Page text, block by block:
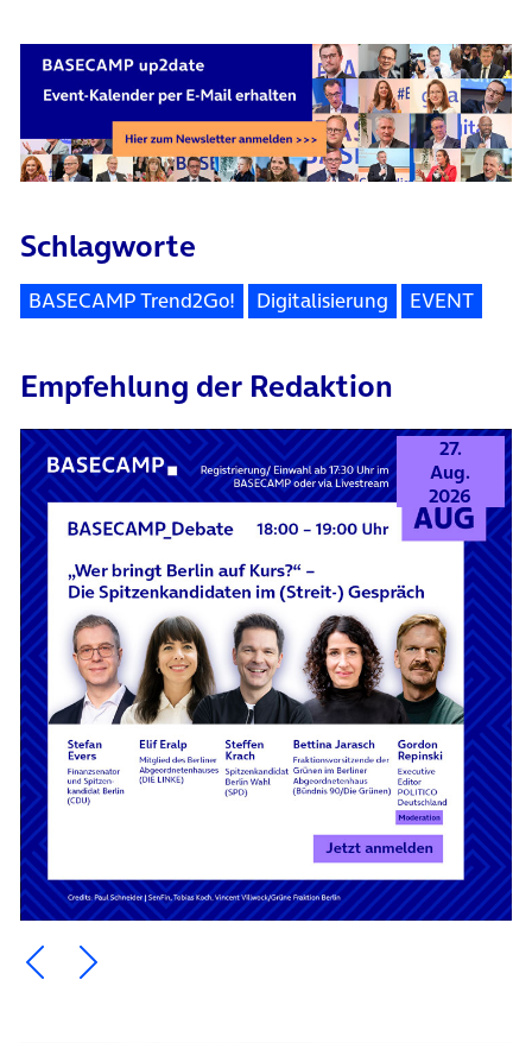
Schlagworte
BASECAMP Trend2Go! Digitalisierung EVENT
Empfehlung der Redaktion
27.
Aug.
2026
Ein Element zurück blättern
Ein Element weiter blättern